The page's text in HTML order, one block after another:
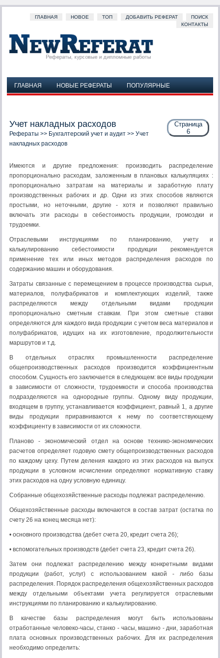
ГЛАВНАЯ НОВОЕ ТОП ДОБАВИТЬ РЕФЕРАТ
ПОИСК
КОНТАКТЫ
ГЛАВНАЯ НОВЫЕ РЕФЕРАТЫ
ПОПУЛЯРНЫЕ
Страница
6
Учет накладных расходов
Рефераты >> Бухгалтерский учет и аудит >> Учет
накладных расходов
Имеются и другие предложения: производить распределение
пропорционально расходам, заложенным в пла­новых калькуляциях :
пропорционально затратам на материалы и заработную плату
производственных рабочих и др. Одни из этих способов являются
простыми, но неточными, другие - хо­тя и позволяют правильно
включать эти расходы в себестои­мость продукции, громоздки и
трудоемки.
Отраслевыми инструкциями по планированию, учету и
калькулированию себестоимости продукции рекомендуется
применение тех или иных методов распределения расходов по
содержанию машин и оборудования.
Затраты связанные с перемещением в процессе производ­ства сырья,
материалов, полуфабрикатов и комплектующих из­делий, также
распределяются между отдельными видами про­дукции
пропорционально сметным ставкам. При этом сметные ставки
определяются для каждого вида продукции с учетом ве­са материалов и
полуфабрикатов, идущих на их изготовление, продолжительности
маршрутов и т.д.
В отдельных отраслях промышленности распределение
общепроизводственных расходов производится коэффициент­ным
способом. Сущность его заключается в следующем: все виды продукции
в зависимости от сложности, трудоемкости и способа производства
подразделяются на однородные группы. Одному виду продукции,
входящем в группу, устанавливается коэффициент, равный 1, а другие
виды продукции приравнива­ются к нему по соответствующему
коэффициенту в зависимо­сти от их сложности.
Планово - экономический отдел на основе технико-экономических
расчетов определяет годовую смету общепро­изводственных расходов
по каждому цеху. Путем деления каж­дого из этих расходов на выпуск
продукции в условном исчис­лении определяют нормативную ставку
этих расходов на одну условную единицу.
Собранные общехозяйственные расходы подлежат распределению.
Общехозяйственные расходы включаются в состав за­трат (остатка по
счету 26 на конец месяца нет):
• основного производства (дебет счета 20, кредит счета 26);
• вспомогательных производств (дебет счета 23, кредит счета 26).
Затем они подлежат распределению между конкретными видами
продукции (работ, услуг) с использованием какой - ли­бо базы
распределения. Порядок распределения общехозяйст­венных расходов
между отдельными объектами учета регули­руется отраслевыми
инструкциями по планированию и кальку­лированию.
В качестве базы распределения могут быть использованы
отработанные человеко-часы, станко - часы, машино - дни, за­работная
плата основных производственных рабочих. Для их распределения
необходимо определить: